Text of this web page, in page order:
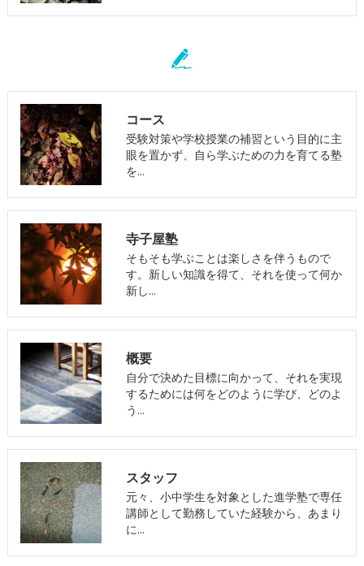
コース
受験対策や学校授業の補習という目的に主
眼を置かず、自ら学ぶための力を育てる塾
を…
寺子屋塾
そもそも学ぶことは楽しさを伴うもので
す。新しい知識を得て、それを使って何か
新し…
概要
自分で決めた目標に向かって、それを実現
するためには何をどのように学び、どのよ
う…
スタッフ
元々、小中学生を対象とした進学塾で専任
講師として勤務していた経験から、あまり
に…